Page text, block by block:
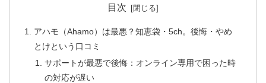
目次
アハモ（Ahamo）は最悪？知恵袋・5ch。後悔・やめ
とけという口コミ
サポートが最悪で後悔：オンライン専用で困った時
の対応が遅い